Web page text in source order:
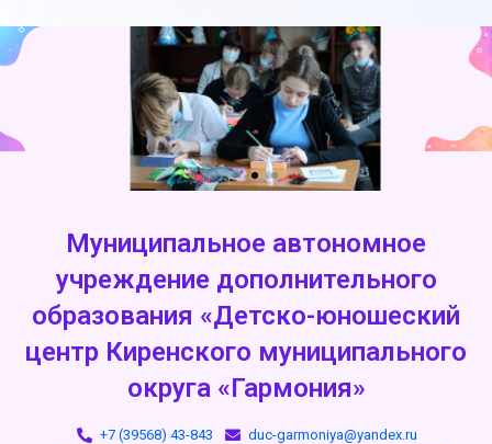
Муниципальное автономное
учреждение дополнительного
образования «Детско-юношеский
центр Киренского муниципального
округа «Гармония»
+7 (39568) 43-843
duc-garmoniya@yandex.ru